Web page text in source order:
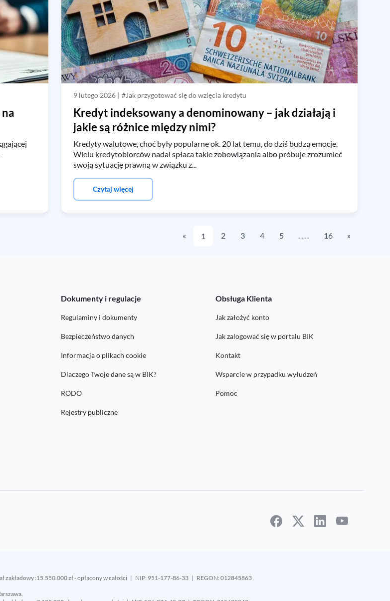
9 lutego 2026 | #Jak przygotować się do wzięcia kredytu
Kredyt indeksowany a denominowany – jak działają i
jakie są różnice między nimi?
Kredyty walutowe, choć były popularne ok. 20 lat temu, do dziś budzą emocje.
Wielu kredytobiorców nadal spłaca takie zobowiązania albo próbuje zrozumieć
swoją sytuację prawną w związku z...
Czytaj więcej
« 1 2 3 4 5 . . . . 16 »
Dokumenty i regulacje
Regulaminy i dokumenty
Bezpieczeństwo danych
Informacja o plikach cookie
Dlaczego Twoje dane są w BIK?
RODO
Rejestry publiczne
Obsługa Klienta
Jak założyć konto
Jak zalogować się w portalu BIK
Kontakt
Wsparcie w przypadku wyłudzeń
Pomoc
:15.550.000 zł - opłacony w całości | NIP: 951-177-86-33 | REGON: 012845863